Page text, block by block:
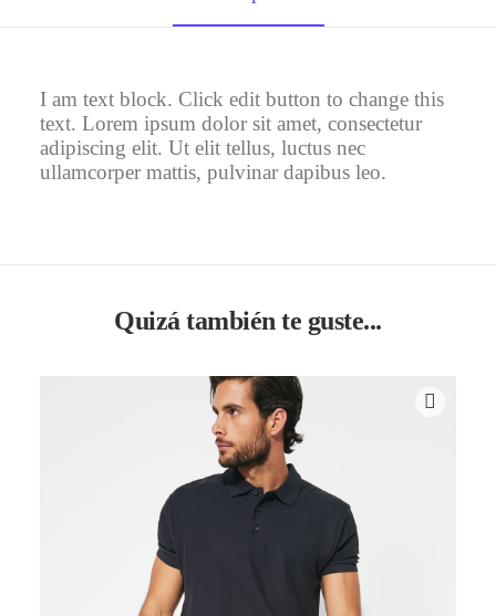
I am text block. Click edit button to change this
text. Lorem ipsum dolor sit amet, consectetur
adipiscing elit. Ut elit tellus, luctus nec
ullamcorper mattis, pulvinar dapibus leo.
Quizá también te guste...